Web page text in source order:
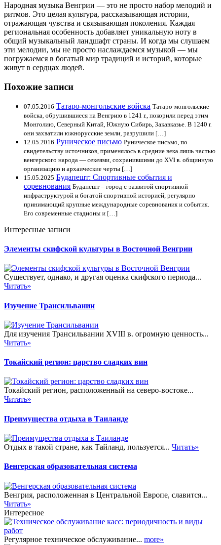
Народная музыка Венгрии — это не просто набор мелодий и
ритмов. Это целая культура, рассказывающая истории,
отражающая чувства и связывающая поколения. Каждая
региональная особенность добавляет уникальную ноту в
общий музыкальный ландшафт страны. И когда мы слушаем
эти мелодии, мы не просто наслаждаемся музыкой — мы
погружаемся в богатый мир традиций и историй, которые
живут в сердцах людей.
Похожие записи
07.05.2016 Татаро-монгольские войска Татаро-монгольские
войска, обрушившиеся на Венгрию в 1241 г., покорили перед этим
Монголию, Северный Китай, Южную Сибирь, Закавказье. В 1240 г.
они захватили южнорусские земли, разрушили […]
12.05.2016 Руническое письмо Руническое письмо, по
свидетельству источников, применялось в средние века лишь частью
венгерского народа — секеями, сохранившими до XVI в. общинную
организацию и архаические черты […]
15.05.2025 Будапешт: Спортивные события и
соревнования Будапешт – город с развитой спортивной
инфраструктурой и богатой спортивной историей, регулярно
принимающий крупные международные соревнования и события.
Его современные стадионы и […]
Интересные записи
Элементы скифской культуры в Восточной Венгрии
Существует, однако, и другая оценка скифского периода...
Читать»
Изучение Трансильвании
Для изучения Трансильвании XVIII в. огромную ценность...
Читать»
Токайский регион: царство сладких вин
Токайский регион, расположенный на северо-востоке...
Читать»
Преимущества отдыха в Таиланде
Отдых в такой стране, как Тайланд, пользуется... Читать»
Венгерская образовательная система
Венгрия, расположенная в Центральной Европе, славится...
Читать»
Интересное
Регулярное техническое обслуживание... more»